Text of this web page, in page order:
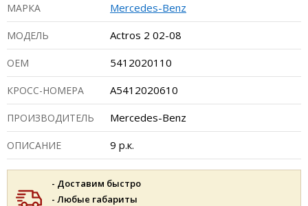
МАРКА Mercedes-Benz
МОДЕЛЬ Actros 2 02-08
ОЕМ 5412020110
КРОСС-НОМЕРА A5412020610
ПРОИЗВОДИТЕЛЬ Mercedes-Benz
ОПИСАНИЕ 9 р.к.
- Доставим быстро
- Любые габариты